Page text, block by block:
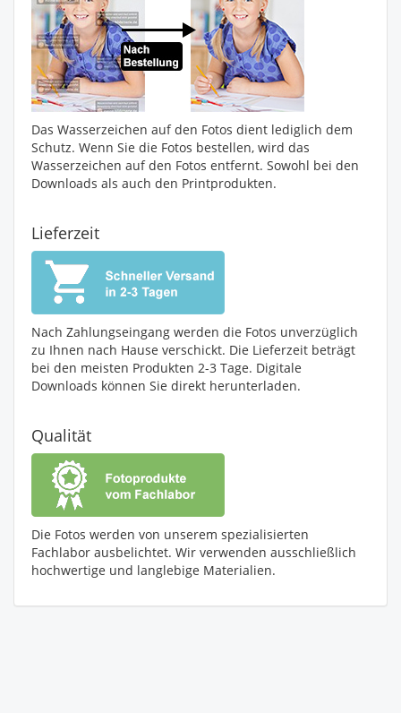
Das Wasserzeichen auf den Fotos dient lediglich dem
Schutz. Wenn Sie die Fotos bestellen, wird das
Wasserzeichen auf den Fotos entfernt. Sowohl bei den
Downloads als auch den Printprodukten.
Lieferzeit
Nach Zahlungseingang werden die Fotos unverzüglich
zu Ihnen nach Hause verschickt. Die Lieferzeit beträgt
bei den meisten Produkten 2-3 Tage. Digitale
Downloads können Sie direkt herunterladen.
Qualität
Die Fotos werden von unserem spezialisierten
Fachlabor ausbelichtet. Wir verwenden ausschließlich
hochwertige und langlebige Materialien.